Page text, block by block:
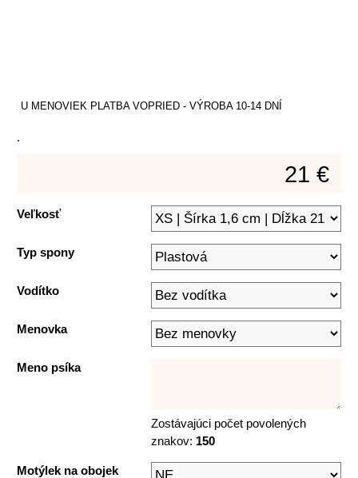
U MENOVIEK PLATBA VOPRIED - VÝROBA 10-14 DNÍ
.
21 €
Veľkosť
Typ spony
Vodítko
Menovka
Meno psíka
Zostávajúci počet povolených
znakov: 150
Motýlek na obojek